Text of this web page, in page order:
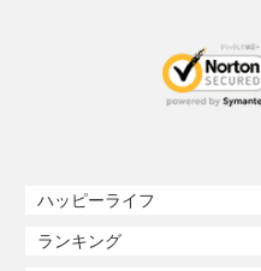
ハッピーライフ
ランキング